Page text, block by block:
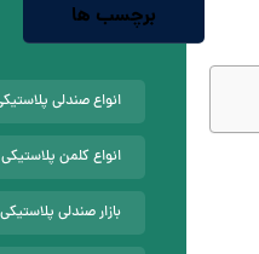
برچسب ها
انواع صندلی
انواع کلمن پلاستیکی
بازار صندلی پلاستیکی